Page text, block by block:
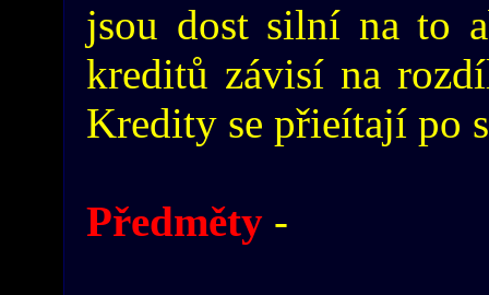
jsou dost silní na to
kreditů závisí na
Kredity se přieítají po
Předměty -